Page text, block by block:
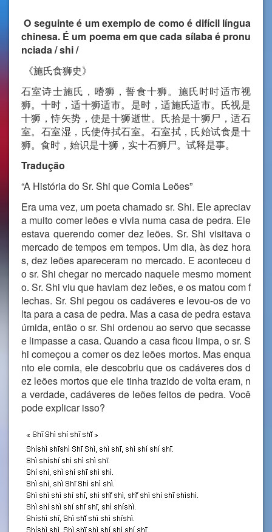
O seguinte é um exemplo de como é difícil língua
chinesa. É um poema em que cada sílaba é pronu
nciada / shi /
《施氏食狮史》
石室诗士施氏，嗜狮，誓食十狮。施氏时时适市视
狮。十时，适十狮适市。是时，适施氏适市。氏视是
十狮，恃矢势，使是十狮逝世。氏拾是十狮尸，适石
室。石室湿，氏使侍拭石室。 石室拭，氏始试食是十
狮。食时，始识是十狮，实十石狮尸。 试释是事。
Tradução
“A História do Sr. Shi que Comia Leões”
Era uma vez, um poeta chamado sr. Shi. Ele apreciav
a muito comer leões e vivia numa casa de pedra. Ele
estava querendo comer dez leões. Sr. Shi visitava o
mercado de tempos em tempos. Um dia, às dez hora
s, dez leões apareceram no mercado. E aconteceu d
o sr. Shi chegar no mercado naquele mesmo moment
o. Sr. Shi viu que haviam dez leões, e os matou com f
lechas. Sr. Shi pegou os cadáveres e levou-os de vo
lta para a casa de pedra. Mas a casa de pedra estava
úmida, então o sr. Shi ordenou ao servo que secasse
e limpasse a casa. Quando a casa ficou limpa, o sr. S
hi começou a comer os dez leões mortos. Mas enqua
nto ele comia, ele descobriu que os cadáveres dos d
ez leões mortos que ele tinha trazido de volta eram, n
a verdade, cadáveres de leões feitos de pedra. Você
pode explicar isso?